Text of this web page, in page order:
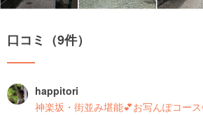
口コミ（9件）
happitori
神楽坂・街並み堪能💕お写んぽコース